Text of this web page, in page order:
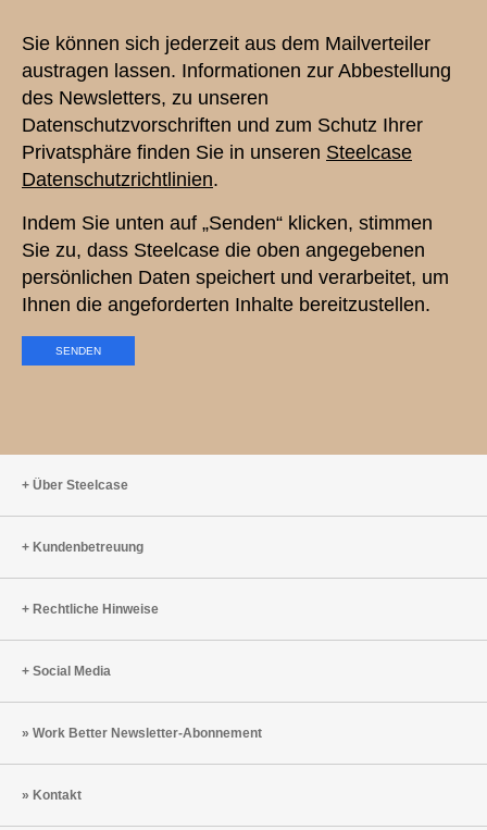
Sie können sich jederzeit aus dem Mailverteiler
austragen lassen. Informationen zur Abbestellung
des Newsletters, zu unseren
Datenschutzvorschriften und zum Schutz Ihrer
Privatsphäre finden Sie in unseren Steelcase
Datenschutzrichtlinien.
Indem Sie unten auf „Senden“ klicken, stimmen
Sie zu, dass Steelcase die oben angegebenen
persönlichen Daten speichert und verarbeitet, um
Ihnen die angeforderten Inhalte bereitzustellen.
Über Steelcase
Kundenbetreuung
Rechtliche Hinweise
Social Media
Work Better Newsletter-Abonnement
Kontakt